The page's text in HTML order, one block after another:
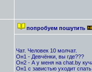
попробуем пошутить
Чат. Человек 10 молчат.
Он1 - Девчёнки, вы где???
Он2 - А у меня на chat.by
Он1 с завистью уходит спать.